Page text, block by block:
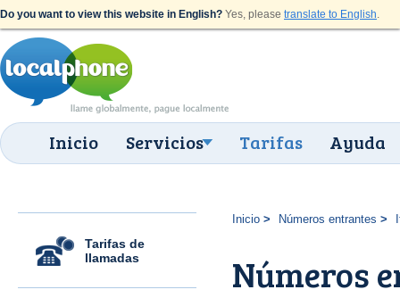
Do you want to view this website in English? Yes, please translate to English.
Inicio Servicios Tarifas Ayuda
Tarifas de
llamadas
Inicio Números entrantes
Números